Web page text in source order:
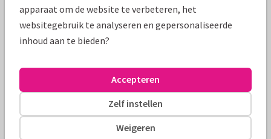
Productinformatie
Stuur deze baby in haar roze truitje naar een kersverse opa
en oma en feliciteer ze met hun kleindochter.
Alle kaarten zijn helemaal naar wens aan te passen
apparaat om de website te verbeteren, het
websitegebruik te analyseren en gepersonaliseerde
inhoud aan te bieden?
Weigeren
Zelf instellen
Accepteren